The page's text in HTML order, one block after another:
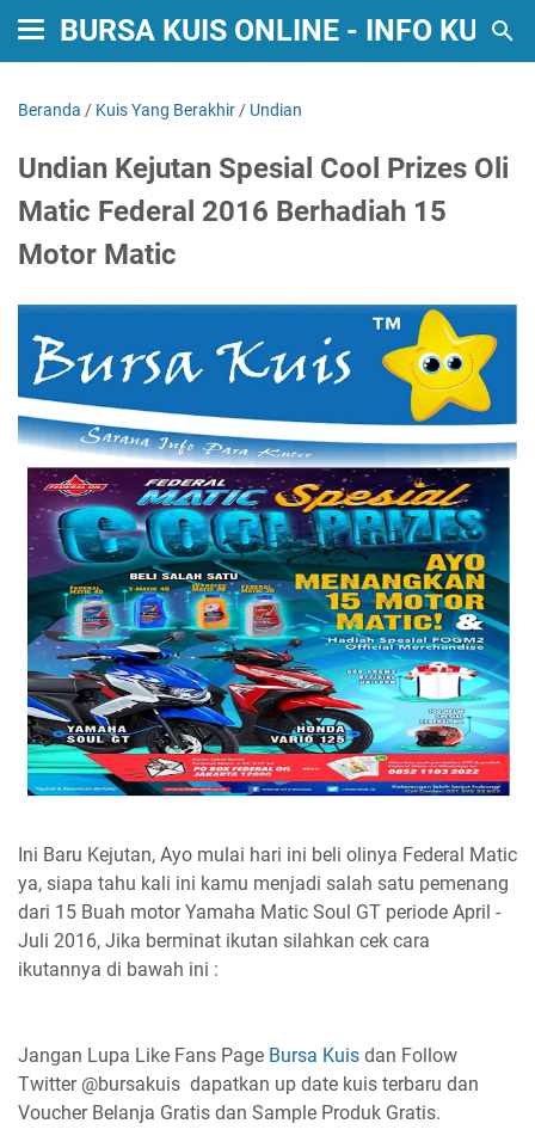
BURSA KUIS ONLINE - INFO KUIS
Beranda / Kuis Yang Berakhir / Undian
Undian Kejutan Spesial Cool Prizes Oli
Matic Federal 2016 Berhadiah 15
Motor Matic
Ini Baru Kejutan, Ayo mulai hari ini beli olinya Federal Matic
ya, siapa tahu kali ini kamu menjadi salah satu pemenang
dari 15 Buah motor Yamaha Matic Soul GT periode April -
Juli 2016, Jika berminat ikutan silahkan cek cara
ikutannya di bawah ini :
Jangan Lupa Like Fans Page Bursa Kuis dan Follow
Twitter @bursakuis dapatkan up date kuis terbaru dan
Voucher Belanja Gratis dan Sample Produk Gratis.